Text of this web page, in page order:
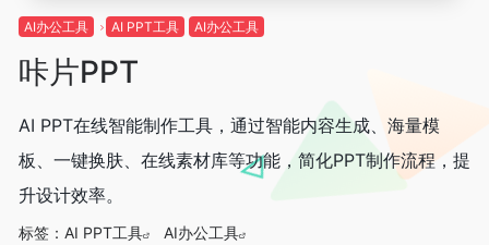
AI办公工具 AI PPT工具 AI办公工具
咔片PPT
AI PPT在线智能制作工具，通过智能内容生成、海量模
板、一键换肤、在线素材库等功能，简化PPT制作流程，提
升设计效率。
标签： AI PPT工具 AI办公工具